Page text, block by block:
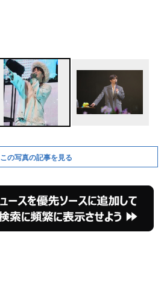
この写真の記事を見る